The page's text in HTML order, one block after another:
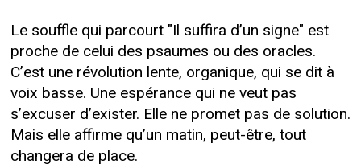
Le souffle qui parcourt "Il suffira d’un signe" est
proche de celui des psaumes ou des oracles.
C’est une révolution lente, organique, qui se dit à
voix basse. Une espérance qui ne veut pas
s’excuser d’exister. Elle ne promet pas de solution.
Mais elle affirme qu’un matin, peut-être, tout
changera de place.